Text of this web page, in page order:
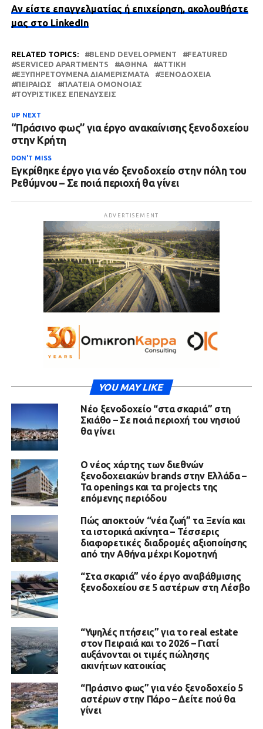
Αν είστε επαγγελματίας ή επιχείρηση, ακολουθήστε
μας στο LinkedIn
RELATED TOPICS: BLEND DEVELOPMENT
FEATURED
SERVICED APARTMENTS
ΑΘΉΝΑ
ΑΤΤΙΚΗ
ΕΞΥΠΗΡΕΤΟΎΜΕΝΑ ΔΙΑΜΕΡΊΣΜΑΤΑ
ΞΕΝΟΔΟΧΕΊΑ
ΠΕΙΡΑΙΏΣ
ΠΛΑΤΕΊΑ ΟΜΟΝΟΙΑΣ
ΤΟΥΡΙΣΤΙΚΈΣ ΕΠΕΝΔΎΣΕΙΣ
UP NEXT
“Πράσινο φως” για έργο ανακαίνισης ξενοδοχείου
στην Κρήτη
DON'T MISS
Εγκρίθηκε έργο για νέο ξενοδοχείο στην πόλη του
Ρεθύμνου – Σε ποιά περιοχή θα γίνει
ADVERTISEMENT
YOU MAY LIKE
Νέο ξενοδοχείο “στα σκαριά” στη
Σκιάθο – Σε ποιά περιοχή του νησιού
θα γίνει
Ο νέος χάρτης των διεθνών
ξενοδοχειακών brands στην Ελλάδα –
Τα openings και τα projects της
επόμενης περιόδου
Πώς αποκτούν “νέα ζωή” τα Ξενία και
τα ιστορικά ακίνητα – Τέσσερις
διαφορετικές διαδρομές αξιοποίησης
από την Αθήνα μέχρι Κομοτηνή
“Στα σκαριά” νέο έργο αναβάθμισης
ξενοδοχείου σε 5 αστέρων στη Λέσβο
“Υψηλές πτήσεις” για το real estate
στον Πειραιά και το 2026 – Γιατί
αυξάνονται οι τιμές πώλησης
ακινήτων κατοικίας
“Πράσινο φως” για νέο ξενοδοχείο 5
αστέρων στην Πάρο – Δείτε πού θα
γίνει